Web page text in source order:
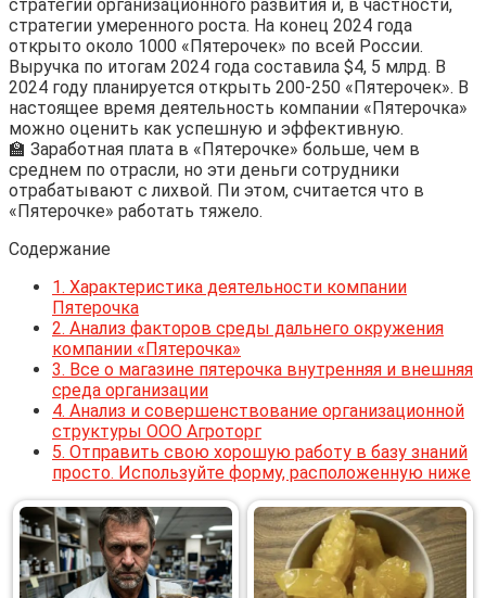
стратегии организационного развития и, в частности,
стратегии умеренного роста. На конец 2024 года
открыто около 1000 «Пятерочек» по всей России.
Выручка по итогам 2024 года составила $4, 5 млрд. В
2024 году планируется открыть 200-250 «Пятерочек». В
настоящее время деятельность компании «Пятерочка»
можно оценить как успешную и эффективную.
🏫 Заработная плата в «Пятерочке» больше, чем в
среднем по отрасли, но эти деньги сотрудники
отрабатывают с лихвой. Пи этом, считается что в
«Пятерочке» работать тяжело.
Содержание
1. Характеристика деятельности компании
Пятерочка
2. Анализ факторов среды дальнего окружения
компании «Пятерочка»
3. Все о магазине пятерочка внутренняя и внешняя
среда организации
4. Анализ и совершенствование организационной
структуры ООО Агроторг
5. Отправить свою хорошую работу в базу знаний
просто. Используйте форму, расположенную ниже